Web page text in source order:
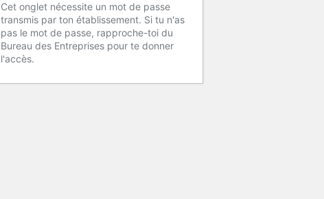
Cet onglet nécessite un mot de passe
transmis par ton établissement. Si tu n'as
pas le mot de passe, rapproche-toi du
Bureau des Entreprises pour te donner
l'accès.